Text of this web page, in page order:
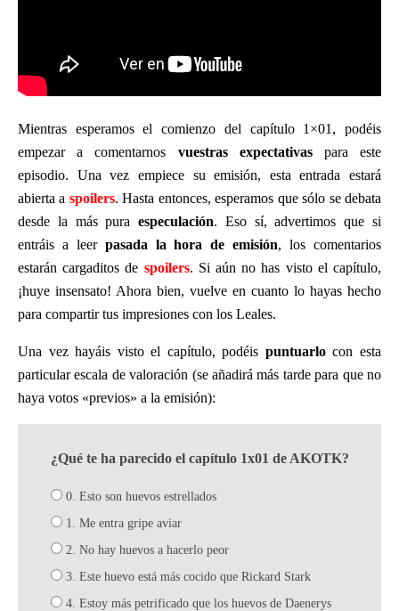
Mientras esperamos el comienzo del capítulo 1×01, podéis
empezar a comentarnos vuestras expectativaspara este
episodio. Una vez empiece su emisión, esta entrada estará
abierta a spoilers. Hasta entonces, esperamos que sólo se debata
desde la más puraespeculación. Eso sí, advertimos que si
entráis a leer pasada la hora de emisión, los comentarios
estarán cargaditos de spoilers. Si aún no has visto el capítulo,
¡huye insensato! Ahora bien, vuelve en cuanto lo hayas hecho
para compartir tus impresiones con los Leales.
Una vez hayáis visto el capítulo, podéis puntuarlocon esta
particular escala de valoración (se añadirá más tarde para que no
haya votos «previos» a la emisión):
¿Qué te ha parecido el capítulo 1x01 de AKOTK?
0. Esto son huevos estrellados
1. Me entra gripe aviar
2. No hay huevos a hacerlo peor
3. Este huevo está más cocido que Rickard Stark
4. Estoy más petrificado que los huevos de Daenerys